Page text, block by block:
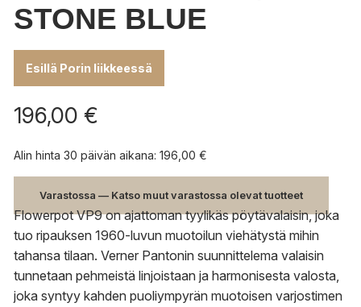
STONE BLUE
Esillä Porin liikkeessä
196,00 €
Alin hinta 30 päivän aikana: 196,00 €
Varastossa — Katso muut varastossa olevat tuotteet
Flowerpot VP9 on ajattoman tyylikäs pöytävalaisin, joka
tuo ripauksen 1960-luvun muotoilun viehätystä mihin
tahansa tilaan. Verner Pantonin suunnittelema valaisin
tunnetaan pehmeistä linjoistaan ja harmonisesta valosta,
joka syntyy kahden puoliympyrän muotoisen varjostimen